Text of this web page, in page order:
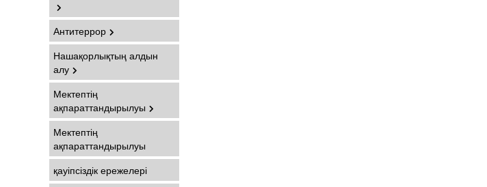
Антитеррор
Нашақорлықтың алдын
алу
Мектептің
ақпараттандырылуы
Мектептің
ақпараттандырылуы
қауіпсіздік ережелері